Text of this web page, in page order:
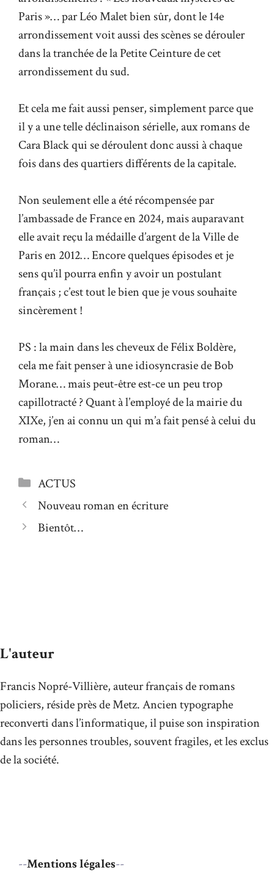
Paris »… par Léo Malet bien sûr, dont le 14e
arrondissement voit aussi des scènes se dérouler
dans la tranchée de la Petite Ceinture de cet
arrondissement du sud.
Et cela me fait aussi penser, simplement parce que
il y a une telle déclinaison sérielle, aux romans de
Cara Black qui se déroulent donc aussi à chaque
fois dans des quartiers différents de la capitale.
Non seulement elle a été récompensée par
l’ambassade de France en 2024, mais auparavant
elle avait reçu la médaille d’argent de la Ville de
Paris en 2012… Encore quelques épisodes et je
sens qu’il pourra enfin y avoir un postulant
français ; c’est tout le bien que je vous souhaite
sincèrement !
PS : la main dans les cheveux de Félix Boldère,
cela me fait penser à une idiosyncrasie de Bob
Morane… mais peut-être est-ce un peu trop
capillotracté ? Quant à l’employé de la mairie du
XIXe, j’en ai connu un qui m’a fait pensé à celui du
roman…
Catégories
ACTUS
Nouveau roman en écriture
Bientôt…
L'auteur
Francis Nopré-Villière, auteur français de romans
policiers, réside près de Metz. Ancien typographe
reconverti dans l’informatique, il puise son inspiration
dans les personnes troubles, souvent fragiles, et les exclus
de la société.
--Mentions légales--